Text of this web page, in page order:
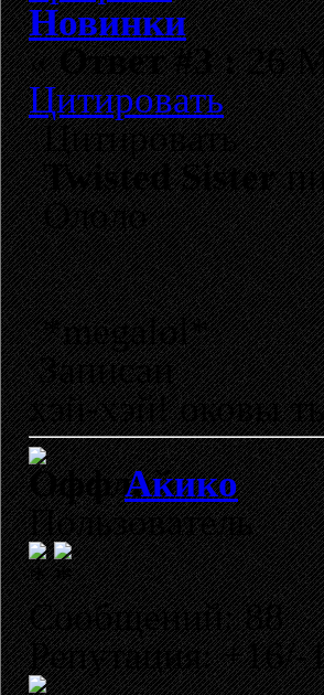
Новинки
«Ответ #3 :26
Цитировать
Цитировать
Twisted Sister
Ололо
*megalol*
Записан
хэй-хэй! оковы
Акико
Пользователь
Сообщений: 88
Репутация: +16/-